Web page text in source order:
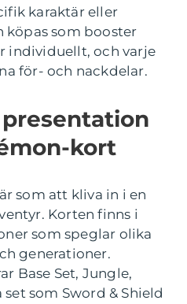
karaktär eller
köpas som booster
individuellt, och varje
för- och nackdelar.
kort
som att kliva in i en
Korten finns i
som speglar olika
generationer.
Base Set, Jungle,
som Sword & Shield